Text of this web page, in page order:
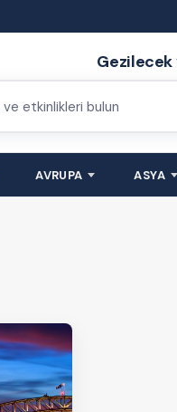
AVRUPA ASYA